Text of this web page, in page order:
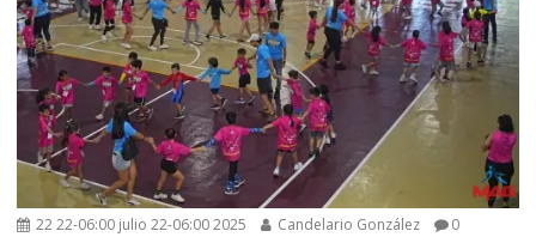
22 22-06:00 julio 22-06:00 2025 Candelario González 0